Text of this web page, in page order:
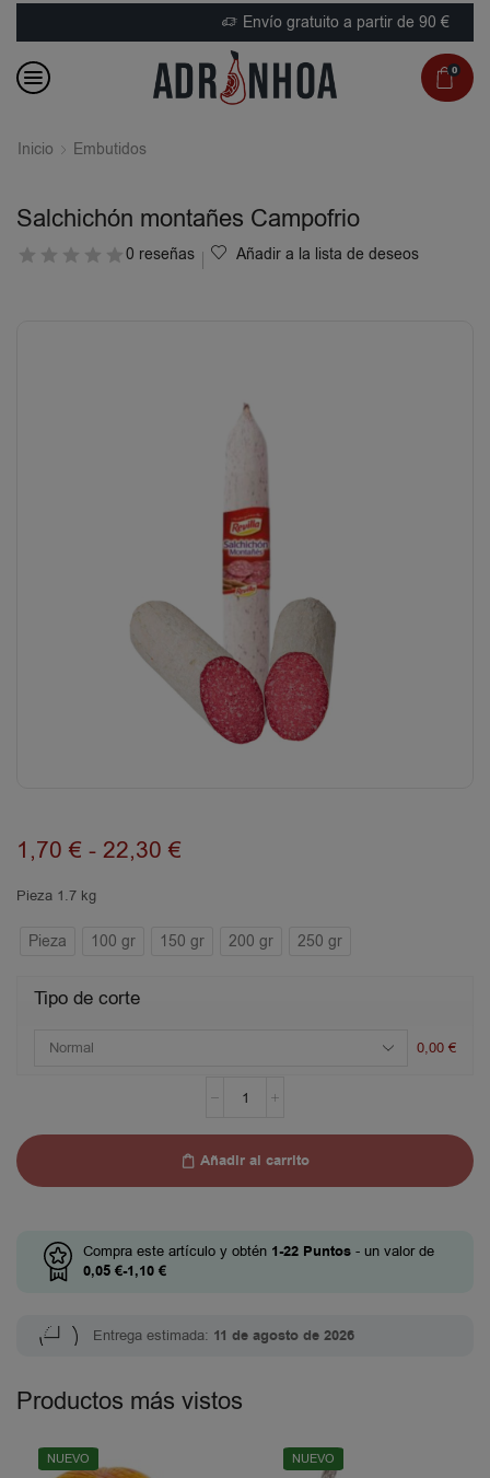
Envío gratuito a partir de 90 €
0
Inicio Embutidos
Salchichón montañes Campofrio
0 reseñas Añadir a la lista de deseos
1,70 € - 22,30 €
Pieza 1.7 kg
Pieza 100 gr 150 gr 200 gr 250 gr
Tipo de corte
0,00 €
Añadir al carrito
Compra este artículo y obtén 1-22 Puntos - un valor de
0,05 €-1,10 €
Entrega estimada: 11 de agosto de 2026
Productos más vistos
NUEVO NUEVO